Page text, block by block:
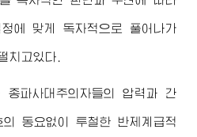
에 맞게 독자적으로 풀어나가
치고있다.
종파사대주의자들의 압력과 간
동요없이 투철한 반제계급적